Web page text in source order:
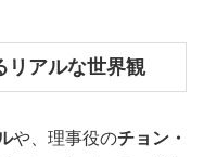
リアルな世界観
や、理事役のチョン・